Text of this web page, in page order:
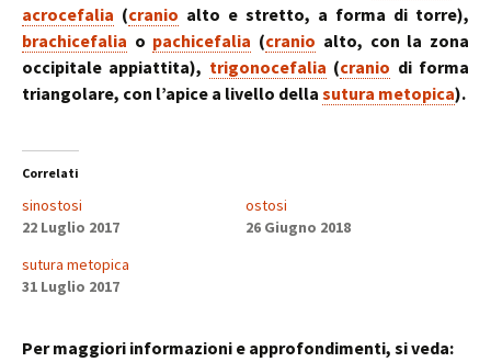
acrocefalia (cranio alto e stretto, a forma di torre),
brachicefalia o pachicefalia (cranio alto, con la zona
occipitale appiattita), trigonocefalia (cranio di forma
triangolare, con l’apice a livello della sutura metopica).
Correlati
sinostosi
22 Luglio 2017
ostosi
26 Giugno 2018
sutura metopica
31 Luglio 2017
Per maggiori informazioni e approfondimenti, si veda: